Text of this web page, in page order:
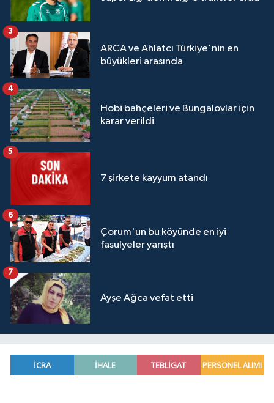
ARCA ve Ahlatcı Türkiye'nin en
büyükleri arasında
3
Hobi bahçeleri ve Bungalovlar için
karar verildi
4
7 şirkete kayyum atandı
5
Çorum'un bu köyünde en iyi
fasulyeler yarıştı
6
Ayşe Ağca vefat etti
7